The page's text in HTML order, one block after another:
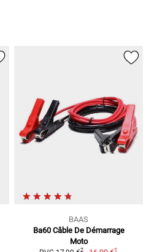
BAAS
Ba60 Câble De Démarrage
Moto
2 1